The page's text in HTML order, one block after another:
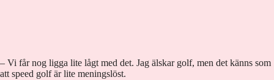
– Vi får nog ligga lite lågt med det. Jag älskar golf, men det känns som
att speed golf är lite meningslöst.